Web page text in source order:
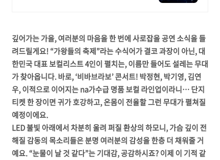
깊어가는 가을, 여러분의 마음을 한 번에 사로잡을 공연 소식을 들
려드릴게요! “가왕들의 축제”라는 수식어가 결코 과장이 아닌, 대
한민국 대표 보컬리스트 4인이 펼치는, 이름만 들어도 설레는 무대
가 찾아옵니다. 바로, ‘비바브라보’ 콘서트! 박정현, 박기영, 김연
우, 이적으로 이어지는 na가수급 명품 보컬 라인업이라니… 단지
티켓 한 장이면 귀가 호강하고, 온몸이 전율할 그런 무대가 펼쳐질
예정이에요.
LED 불빛 아래에서 차분히 울려 퍼질 환상의 하모니, 가슴 깊이 전
해질 감동의 목소리들은 분명 여러분의 감성을 한층 더 채워줄 거
예요. “눈물이 날 것 같다”는 기대감, 공감하시죠? 이제 이 기적 같